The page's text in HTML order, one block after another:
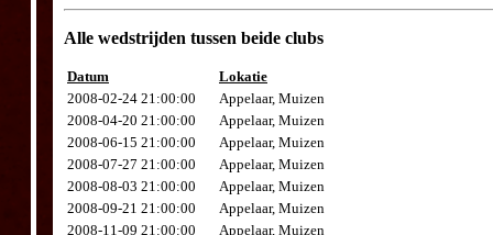
Alle wedstrijden tussen beide clubs
Datum
Lokatie
2008-02-24 21:00:00
Appelaar, Muizen
2008-04-20 21:00:00
Appelaar, Muizen
2008-06-15 21:00:00
Appelaar, Muizen
2008-07-27 21:00:00
Appelaar, Muizen
2008-08-03 21:00:00
Appelaar, Muizen
2008-09-21 21:00:00
Appelaar, Muizen
2008-11-09 21:00:00
Appelaar, Muizen